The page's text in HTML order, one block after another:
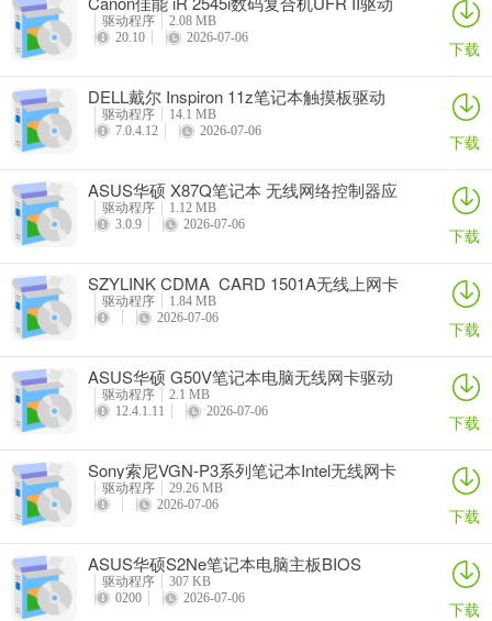
驱动程序
2.08 MB
20.10
2026-07-06 下载
DELL戴尔 Inspiron 11z笔记本触摸板驱动
驱动程序
14.1 MB
7.0.4.12
2026-07-06 下载
ASUS华硕 X87Q笔记本 无线网络控制器应
用程序
驱动程序
1.12 MB
3.0.9
2026-07-06 下载
SZYLINK CDMA_CARD 1501A无线上网卡
驱动程序
1.84 MB
2026-07-06
下载
ASUS华硕 G50V笔记本电脑无线网卡驱动
驱动程序
2.1 MB
12.4.1.11
2026-07-06 下载
Sony索尼VGN-P3系列笔记本Intel无线网卡
驱动
驱动程序
29.26 MB
2026-07-06
下载
ASUS华硕S2Ne笔记本电脑主板BIOS
驱动程序
307 KB
0200
2026-07-06 下载